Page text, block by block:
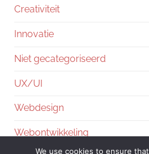
Creativiteit
Innovatie
Niet gecategoriseerd
UX/UI
Webdesign
Webontwikkeling
We use cookies to ensure